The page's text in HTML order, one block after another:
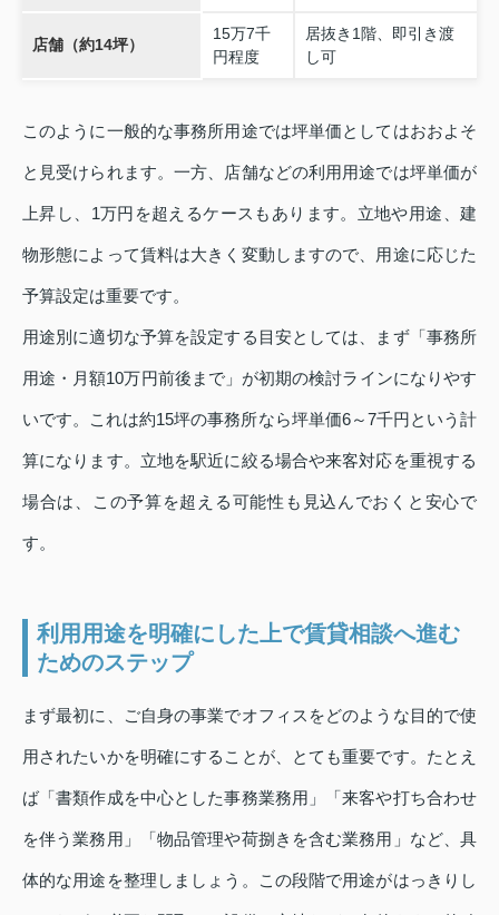
店舗（約14坪）
15万7千
円程度
居抜き1階、即引き渡
し可
このように一般的な事務所用途では坪単価としてはおおよそ
と見受けられます。一方、店舗などの利用用途では坪単価が
上昇し、1万円を超えるケースもあります。立地や用途、建
物形態によって賃料は大きく変動しますので、用途に応じた
予算設定は重要です。
用途別に適切な予算を設定する目安としては、まず「事務所
用途・月額10万円前後まで」が初期の検討ラインになりやす
いです。これは約15坪の事務所なら坪単価6～7千円という計
算になります。立地を駅近に絞る場合や来客対応を重視する
場合は、この予算を超える可能性も見込んでおくと安心で
す。
利用用途を明確にした上で賃貸相談へ進む
ためのステップ
まず最初に、ご自身の事業でオフィスをどのような目的で使
用されたいかを明確にすることが、とても重要です。たとえ
ば「書類作成を中心とした事務業務用」「来客や打ち合わせ
を伴う業務用」「物品管理や荷捌きを含む業務用」など、具
体的な用途を整理しましょう。この段階で用途がはっきりし